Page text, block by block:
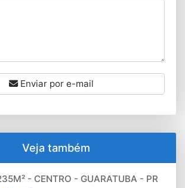
Enviar por e-mail
Veja também
- CENTRO - GUARATUBA - PR